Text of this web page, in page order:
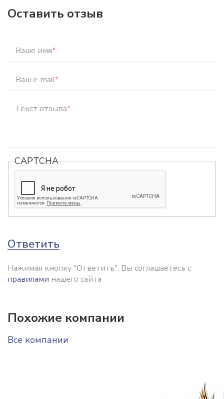
Оставить отзыв
Ваше имя*
Ваш e-mail*
Текст отзыва*
CAPTCHA
Ответить
Нажимая кнопку "Ответить", Вы соглашаетесь с
правилами нашего сайта
Похожие компании
Все компании